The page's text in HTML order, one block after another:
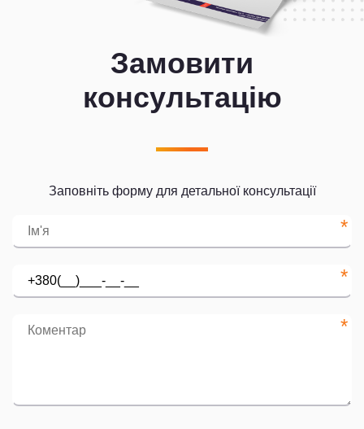
Замовити
консультацію
Заповніть форму для детальної консультації
*
*
*